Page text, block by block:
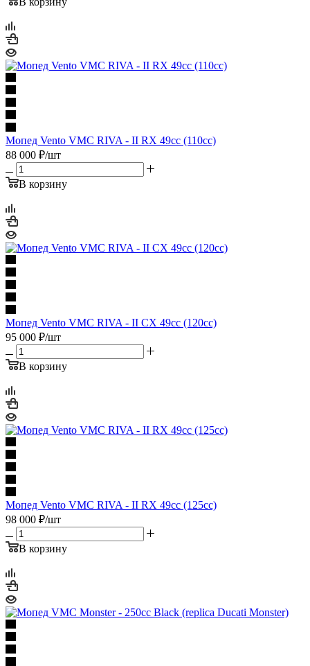
Мопед Vento VMC RIVA - II RX 49сс (110сс)
88 000 ₽/шт
В корзину
Мопед Vento VMC RIVA - II CX 49сс (120сс)
95 000 ₽/шт
В корзину
Мопед Vento VMC RIVA - II RX 49сс (125сс)
98 000 ₽/шт
В корзину